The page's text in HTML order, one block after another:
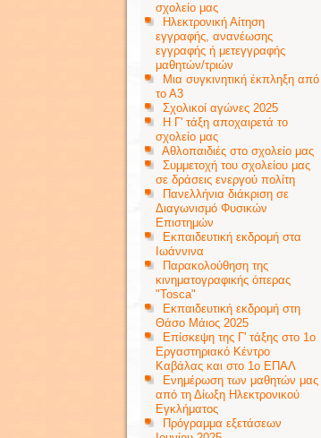
σχολείο μας
Ηλεκτρονική Αίτηση
εγγραφής, ανανέωσης
εγγραφής ή μετεγγραφής
μαθητών/τριών
Μια συγκινητική έκπληξη από
το Α3
Σχολικοί αγώνες 2025
Η Γ' τάξη αποχαιρετά το
σχολείο μας
Αθλοπαιδιές στο σχολείο μας
Συμμετοχή του σχολείου μας
σε δράσεις ενεργού πολίτη
Πανελλήνια διάκριση σε
Διαγωνισμό Φυσικών
Επιστημών
Εκπαιδευτική εκδρομή στα
Ιωάννινα
Παρακολούθηση της
κινηματογραφικής όπερας
"Tosca"
Εκπαιδευτική εκδρομή στη
Θάσο Μάιος 2025
Επίσκεψη της Γ' τάξης στο 1ο
Εργαστηριακό Κέντρο
Καβάλας και στο 1ο ΕΠΑΛ
Ενημέρωση των μαθητών μας
από τη Δίωξη Ηλεκτρονικού
Εγκλήματος
Πρόγραμμα εξετάσεων